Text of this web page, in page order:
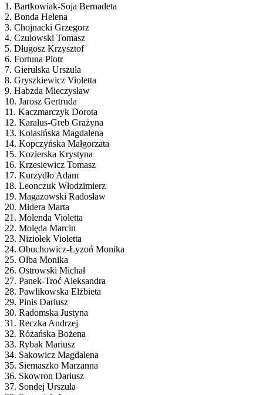
1. Bartkowiak-Soja Bernadeta
2. Bonda Helena
3. Chojnacki Grzegorz
4. Czułowski Tomasz
5. Długosz Krzysztof
6. Fortuna Piotr
7. Gierulska Urszula
8. Gryszkiewicz Violetta
9. Habzda Mieczysław
10. Jarosz Gertruda
11. Kaczmarczyk Dorota
12. Karalus-Greb Grażyna
13. Kolasińska Magdalena
14. Kopczyńska Małgorzata
15. Kozierska Krystyna
16. Krzesiewicz Tomasz
17. Kurzydło Adam
18. Leonczuk Włodzimierz
19. Magazowski Radosław
20. Midera Marta
21. Molenda Violetta
22. Molęda Marcin
23. Niziołek Violetta
24. Obuchowicz-Łyzoń Monika
25. Olba Monika
26. Ostrowski Michał
27. Panek-Troć Aleksandra
28. Pawlikowska Elżbieta
29. Pinis Dariusz
30. Radomska Justyna
31. Reczka Andrzej
32. Różańska Bożena
33. Rybak Mariusz
34. Sakowicz Magdalena
35. Siemaszko Marzanna
36. Skowron Dariusz
37. Sondej Urszula